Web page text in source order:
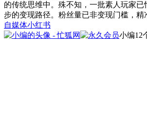
的传统思维中。殊不知，一批素人玩家已
步的变现路径。粉丝量已非变现门槛，精
自媒体小红书
小编12